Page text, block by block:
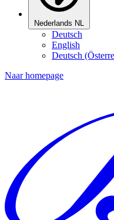
Nederlands NL
Deutsch
English
Deutsch
Naar homepage